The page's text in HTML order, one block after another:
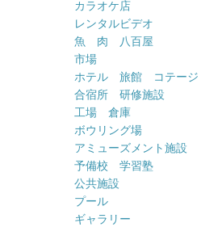
カラオケ店
レンタルビデオ
魚 肉 八百屋
市場
ホテル 旅館 コテージ
合宿所 研修施設
工場 倉庫
ボウリング場
アミューズメント施設
予備校 学習塾
公共施設
プール
ギャラリー